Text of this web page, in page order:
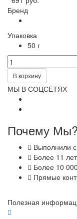
Бренд
Упаковка
50 г
В корзину
МЫ В СОЦСЕТЯХ
Почему Мы?
Выполнили
Более 11
Более 10
Прямые
Полезная